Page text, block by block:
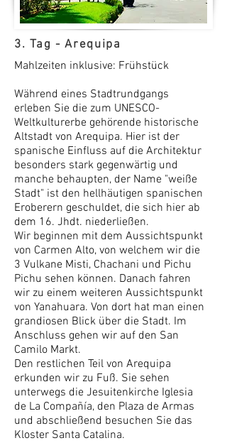
3. Tag - Arequipa
Mahlzeiten inklusive: Frühstück
Während eines Stadtrundgangs
erleben Sie die zum UNESCO-
Weltkulturerbe gehörende historische
Altstadt von Arequipa. Hier ist der
spanische Einfluss auf die Architektur
besonders stark gegenwärtig und
manche behaupten, der Name "weiße
Stadt" ist den hellhäutigen spanischen
Eroberern geschuldet, die sich hier ab
dem 16. Jhdt. niederließen.
Wir beginnen mit dem Aussichtspunkt
von Carmen Alto, von welchem wir die
3 Vulkane Misti, Chachani und Pichu
Pichu sehen können. Danach fahren
wir zu einem weiteren Aussichtspunkt
von Yanahuara. Von dort hat man einen
grandiosen Blick über die Stadt. Im
Anschluss gehen wir auf den San
Camilo Markt.
Den restlichen Teil von Arequipa
erkunden wir zu Fuß. Sie sehen
unterwegs die Jesuitenkirche Iglesia
de La Compañía, den Plaza de Armas
und abschließend besuchen Sie das
Kloster Santa Catalina.